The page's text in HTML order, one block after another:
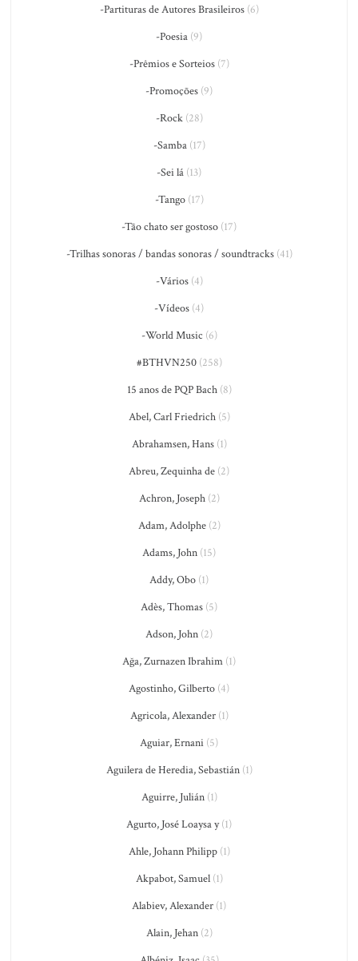
-Partituras de Autores Brasileiros(6)
-Poesia (9)
-Prêmios e Sorteios(7)
-Promoções (9)
-Rock(28)
-Samba(17)
-Sei lá (13)
-Tango(17)
-Tão chato ser gostoso (17)
-Trilhas sonoras / bandas sonoras / soundtracks(41)
-Vários(4)
-Vídeos (4)
-World Music (6)
#BTHVN250(258)
15 anos de PQP Bach(8)
Abel, Carl Friedrich(5)
Abrahamsen, Hans(1)
Abreu, Zequinha de (2)
Achron, Joseph(2)
Adam, Adolphe(2)
Adams, John (15)
Addy, Obo (1)
Adès, Thomas (5)
Adson, John (2)
Ağa, Zurnazen Ibrahim (1)
Agostinho, Gilberto (4)
Agricola, Alexander(1)
Aguiar, Ernani (5)
Aguilera de Heredia, Sebastián(1)
Aguirre, Julián(1)
Agurto, José Loaysa y(1)
Ahle, Johann Philipp(1)
Akpabot, Samuel(1)
Alabiev, Alexander (1)
Alain, Jehan(2)